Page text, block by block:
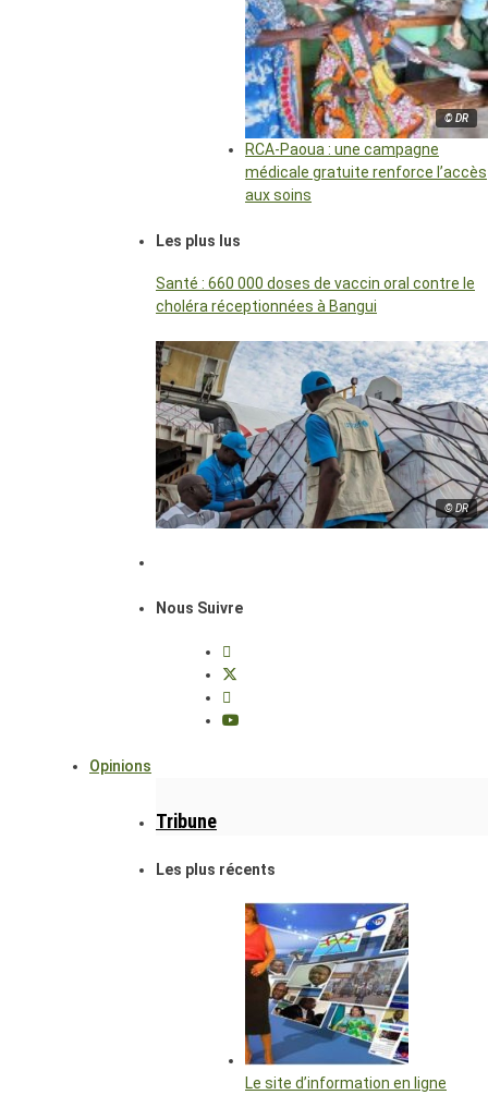
© DR
RCA-Paoua : une campagne
médicale gratuite renforce l’accès
aux soins
Les plus lus
Santé : 660 000 doses de vaccin oral contre le
choléra réceptionnées à Bangui
© DR
Nous Suivre
Opinions
Tribune
Les plus récents
Le site d’information en ligne